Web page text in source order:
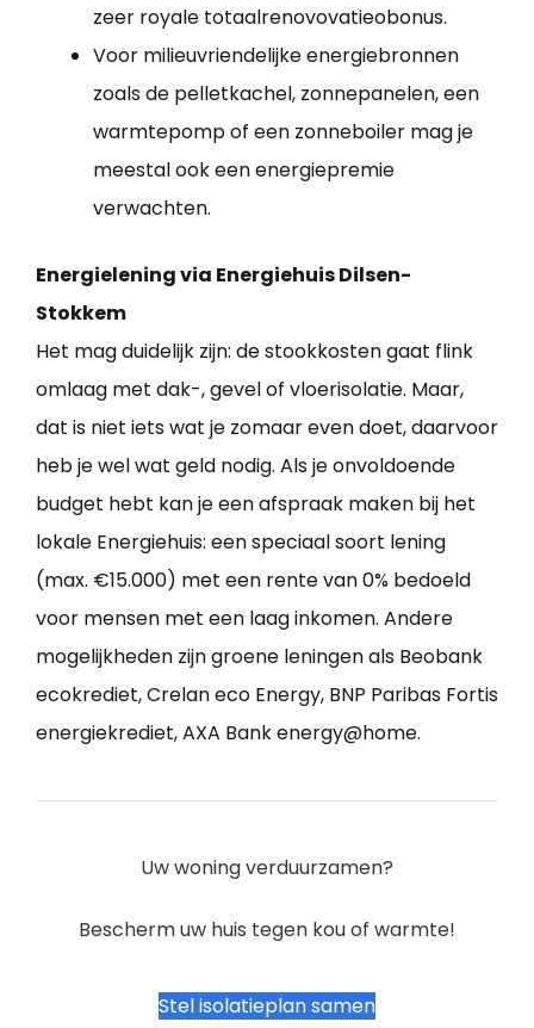
zeer royale totaalrenovovatieobonus.
Voor milieuvriendelijke energiebronnen
zoals de pelletkachel, zonnepanelen, een
warmtepomp of een zonneboiler mag je
meestal ook een energiepremie
verwachten.
Energielening via Energiehuis Dilsen-
Stokkem
Het mag duidelijk zijn: de stookkosten gaat flink
omlaag met dak-, gevel of vloerisolatie. Maar,
dat is niet iets wat je zomaar even doet, daarvoor
heb je wel wat geld nodig. Als je onvoldoende
budget hebt kan je een afspraak maken bij het
lokale Energiehuis: een speciaal soort lening
(max. €15.000) met een rente van 0% bedoeld
voor mensen met een laag inkomen. Andere
mogelijkheden zijn groene leningen als Beobank
ecokrediet, Crelan eco Energy, BNP Paribas Fortis
energiekrediet, AXA Bank energy@home.
Uw woning verduurzamen?
Bescherm uw huis tegen kou of warmte!
Stel isolatieplan samen